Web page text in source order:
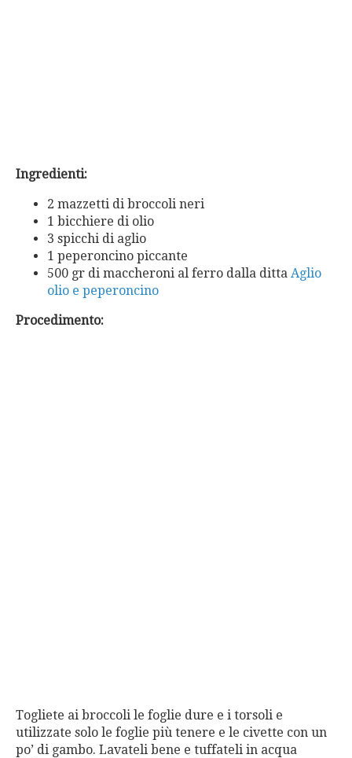
Ingredienti:
2 mazzetti di broccoli neri
1 bicchiere di olio
3 spicchi di aglio
1 peperoncino piccante
500 gr di maccheroni al ferro dalla ditta Aglio
olio e peperoncino
Procedimento:
Togliete ai broccoli le foglie dure e i torsoli e
utilizzate solo le foglie più tenere e le civette con un
po’ di gambo. Lavateli bene e tuffateli in acqua